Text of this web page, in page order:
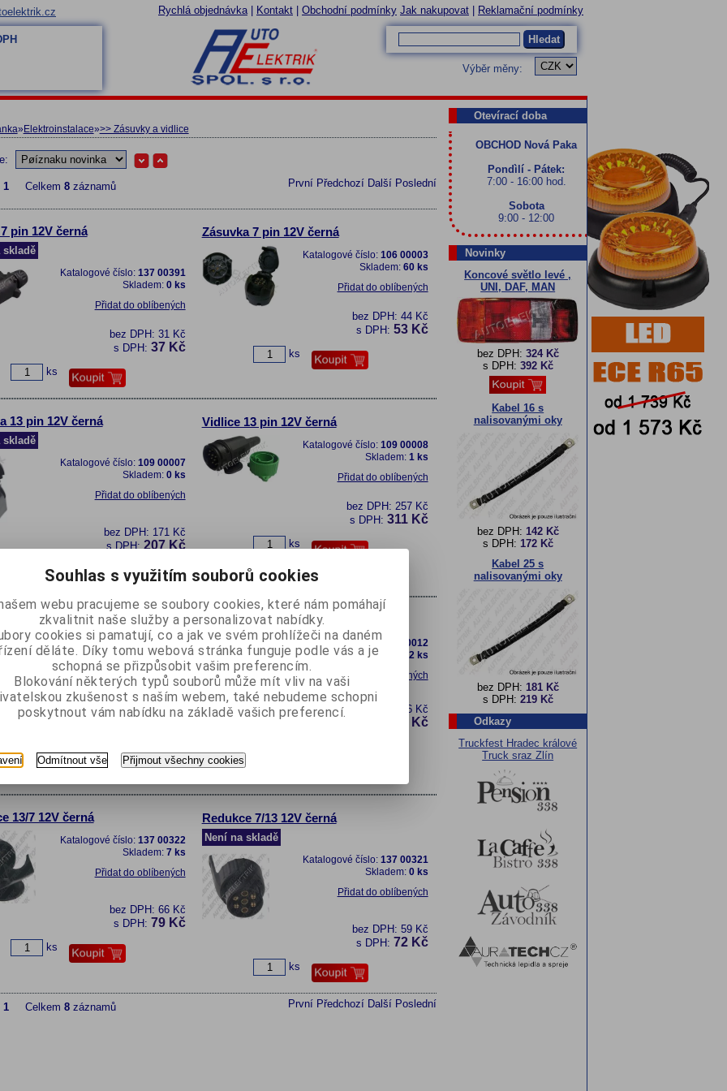
Rychlá objednávka Kontakt Obchodní podmínky Jak nakupovat Reklamační podmínky
Hledat
Výběr měny:
» Elektroinstalace»>> Zásuvky a vidlice
1Celkem 8záznamů První Předchozí Další Poslední
pin 12V černá
skladě
Katalogové číslo: 137 00391
Skladem: 0 ks
Přidat do oblíbených
bez DPH: 31 Kč
s DPH: 37 Kč
ks
Zásuvka 7 pin 12V černá
Katalogové číslo: 106 00003
Skladem: 60 ks
Přidat do oblíbených
bez DPH: 44 Kč
s DPH: 53 Kč
ks
13 pin 12V černá
skladě
Katalogové číslo: 109 00007
Skladem: 0 ks
Přidat do oblíbených
bez DPH: 171 Kč
s DPH:207 Kč
ks
Vidlice 13 pin 12V černá
Katalogové číslo: 109 00008
Skladem: 1 ks
Přidat do oblíbených
bez DPH: 257 Kč
s DPH: 311 Kč
ks
7/13 12V černá
skladě
Katalogové číslo: 109 00011
Skladem:0 ks
Přidat do oblíbených
ks
Vidlice 7/13 12V černá
Katalogové číslo:109 00012
Skladem: 2 ks
Přidat do oblíbených
286 Kč
345 Kč
13/7 12V černá
Katalogové číslo: 137 00322
Skladem: 7 ks
Přidat do oblíbených
bez DPH: 66 Kč
s DPH: 79 Kč
ks
Redukce 7/13 12V černá
Není na skladě
Katalogové číslo: 137 00321
Skladem: 0 ks
Přidat do oblíbených
bez DPH: 59 Kč
s DPH: 72 Kč
ks
1Celkem 8záznamů První Předchozí Další Poslední
Otevírací doba
OBCHOD Nová Paka
Pondìlí - Pátek:
7:00 - 16:00 hod.
Sobota
9:00 - 12:00
Novinky
Koncové světlo levé ,
UNI, DAF, MAN
bez DPH: 324 Kč
s DPH: 392 Kč
Kabel 16 s
nalisovanými oky
bez DPH: 142 Kč
s DPH: 172 Kč
Kabel 25 s
nalisovanými oky
bez DPH: 181 Kč
s DPH: 219 Kč
Odkazy
Truckfest Hradec králové
Truck sraz Zlín
Souhlas s využitím souborů cookies
webu pracujeme se soubory cookies, které nám pomáhají
zkvalitnit naše služby a personalizovat nabídky.
cookies si pamatují, co a jak ve svém prohlížeči na daném
děláte. Díky tomu webová stránka funguje podle vás a je
schopná se přizpůsobit vašim preferencím.
Blokování některých typů souborů může mít vliv na vaši
zkušenost s naším webem, také nebudeme schopni
poskytnout vám nabídku na základě vašich preferencí.
Odmítnout vše Přijmout všechny cookies